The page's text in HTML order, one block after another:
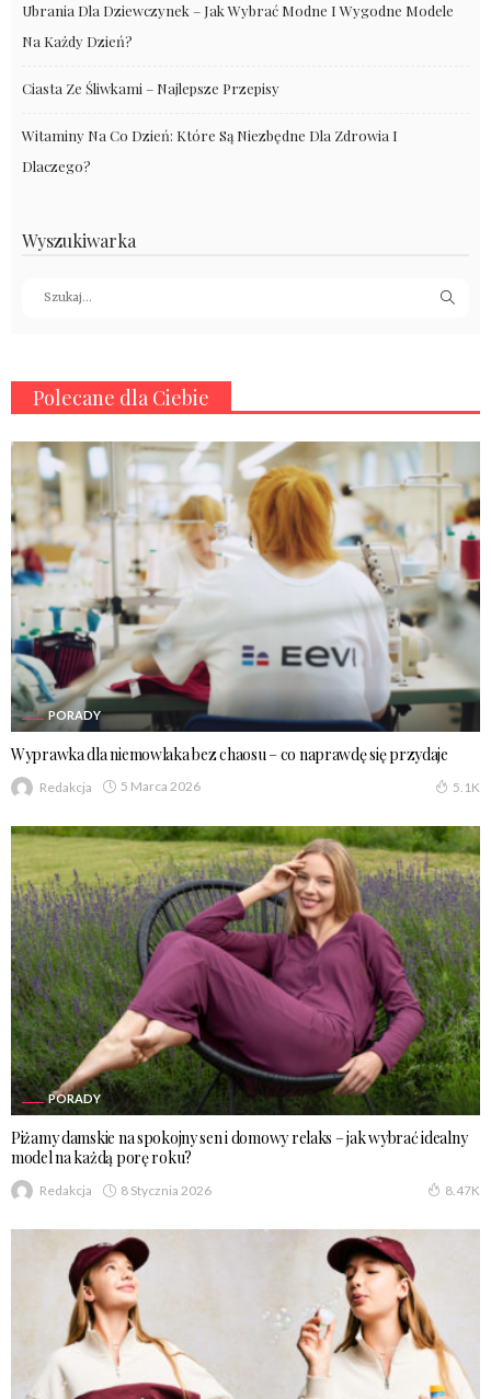
Ubrania Dla Dziewczynek – Jak Wybrać Modne I Wygodne Modele
Na Każdy Dzień?
Ciasta Ze Śliwkami – Najlepsze Przepisy
Witaminy Na Co Dzień: Które Są Niezbędne Dla Zdrowia I
Dlaczego?
Wyszukiwarka
Polecane dla Ciebie
PORADY
Wyprawka dla niemowlaka bez chaosu – co naprawdę się przydaje
Redakcja 5 Marca 2026 5.1K
PORADY
Piżamy damskie na spokojny sen i domowy relaks – jak wybrać idealny
model na każdą porę roku?
Redakcja 8 Stycznia 2026 8.47K